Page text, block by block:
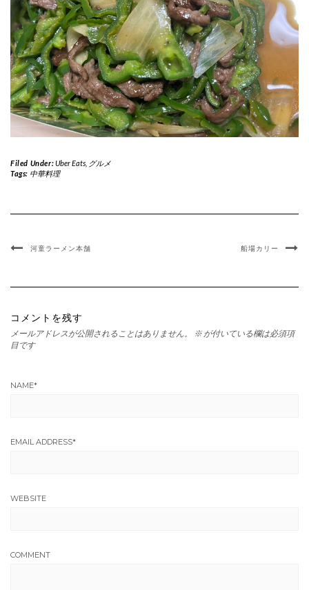
Filed Under:Uber Eats, グルメ
Tags: 中華料理
河童ラーメン本舗 船場カリー
コメントを残す
メールアドレスが公開されることはありません。 ※ が付いている欄は必須項
目です
NAME*
EMAIL ADDRESS*
WEBSITE
COMMENT